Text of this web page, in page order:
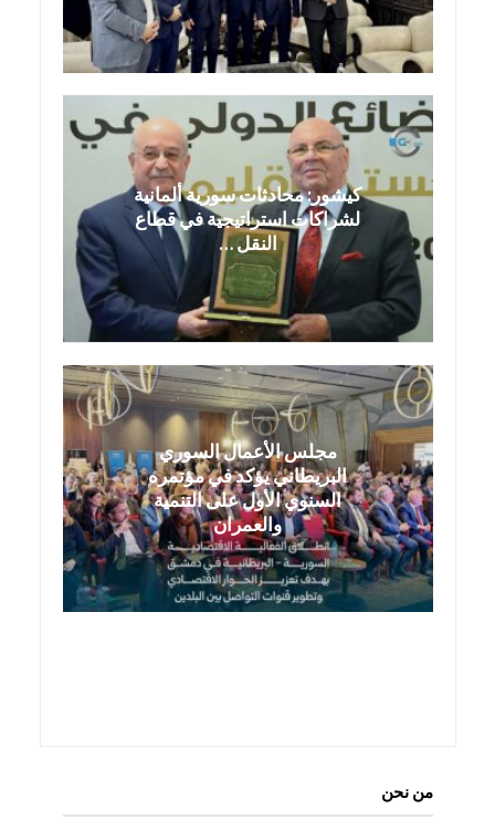
كيشور: محادثات سورية ألمانية
لشراكات استراتيجية في قطاع
النقل …
مجلس الأعمال السوري
البريطاني يؤكد في مؤتمره
السنوي الأول على التنمية
والعمران
من نحن